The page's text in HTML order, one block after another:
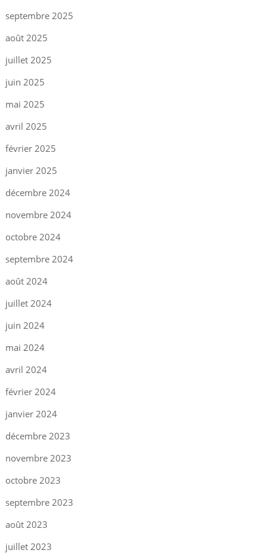
septembre 2025
août 2025
juillet 2025
juin 2025
mai 2025
avril 2025
février 2025
janvier 2025
décembre 2024
novembre 2024
octobre 2024
septembre 2024
août 2024
juillet 2024
juin 2024
mai 2024
avril 2024
février 2024
janvier 2024
décembre 2023
novembre 2023
octobre 2023
septembre 2023
août 2023
juillet 2023